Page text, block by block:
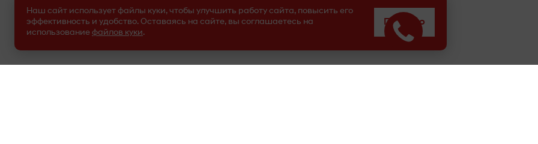
Наш сайт использует файлы куки, чтобы улучшить работу сайта, повысить его
эффективность и удобство. Оставаясь на сайте, вы соглашаетесь на
использование файлов куки.
Понятно